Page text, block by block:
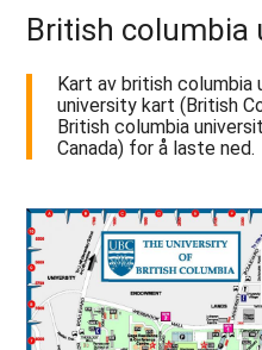
British columbia
Kart av british columbia
university kart (British
British columbia
Canada) for å laste ned.